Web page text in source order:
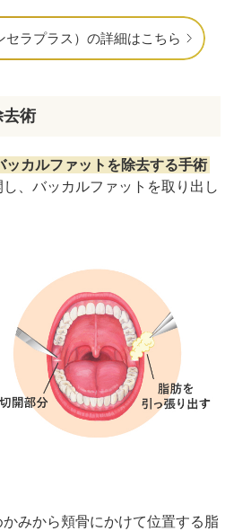
セラプラス）の詳細はこちら
去術
ッカルファットを除去する手術
、バッカルファットを取り出し
みから頬骨にかけて位置する脂